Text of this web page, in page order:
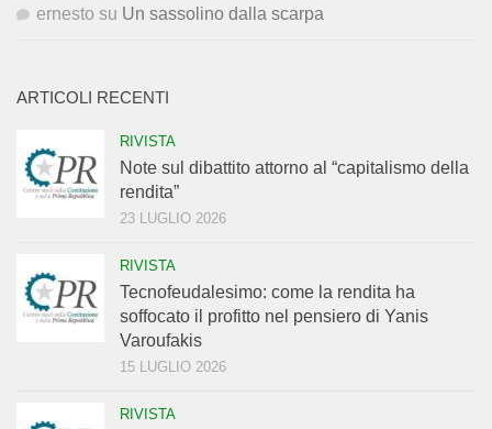
ernesto su Un sassolino dalla scarpa
ARTICOLI RECENTI
RIVISTA
Note sul dibattito attorno al “capitalismo della
rendita”
23 LUGLIO 2026
RIVISTA
Tecnofeudalesimo: come la rendita ha
soffocato il profitto nel pensiero di Yanis
Varoufakis
15 LUGLIO 2026
RIVISTA